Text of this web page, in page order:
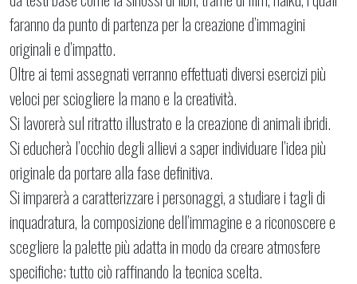
faranno da punto di partenza per la creazione d’immagini
originali e d’impatto.
Oltre ai temi assegnati verranno effettuati diversi esercizi più
veloci per sciogliere la mano e la creatività.
Si lavorerà sul ritratto illustrato e la creazione di animali ibridi.
Si educherà l’occhio degli allievi a saper individuare l’idea più
originale da portare alla fase definitiva.
Si imparerà a caratterizzare i personaggi, a studiare i tagli di
inquadratura, la composizione dell’immagine e a riconoscere e
scegliere la palette più adatta in modo da creare atmosfere
specifiche; tutto ciò raffinando la tecnica scelta.